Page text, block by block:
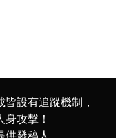
設有追蹤機制，
攻擊！
發稿人、